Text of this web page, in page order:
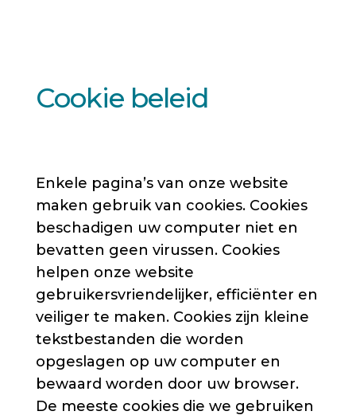
Cookie beleid
Enkele pagina’s van onze website
maken gebruik van cookies. Cookies
beschadigen uw computer niet en
bevatten geen virussen. Cookies
helpen onze website
gebruikersvriendelijker, efficiënter en
veiliger te maken. Cookies zijn kleine
tekstbestanden die worden
opgeslagen op uw computer en
bewaard worden door uw browser.
De meeste cookies die we gebruiken